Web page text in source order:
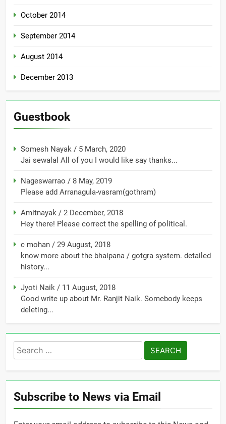
October 2014
September 2014
August 2014
December 2013
Guestbook
Somesh Nayak / 5 March, 2020
Jai sewalal All of you I would like say thanks...
Nageswarrao / 8 May, 2019
Please add Arranagula-vasram(gothram)
Amitnayak / 2 December, 2018
Hey there! Please correct the spelling of political.
c mohan / 29 August, 2018
know more about the bhaipana / gotgra system. detailed
history...
Jyoti Naik / 11 August, 2018
Good write up about Mr. Ranjit Naik. Somebody keeps
deleting...
Search
for:
Subscribe to News via Email